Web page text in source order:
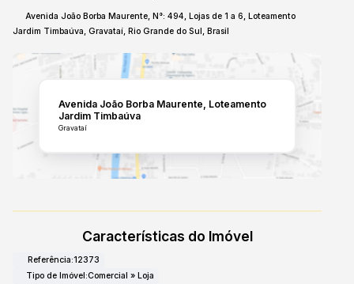
Avenida João Borba Maurente,N°: 494,Lojas de 1 a 6,Loteamento
Jardim Timbaúva, Gravataí, Rio Grande do Sul, Brasil
Avenida João Borba Maurente Loteamento
Jardim Timbaúva
Gravataí
Características do Imóvel
Referência:12373
Tipo de Imóvel:Comercial » Loja